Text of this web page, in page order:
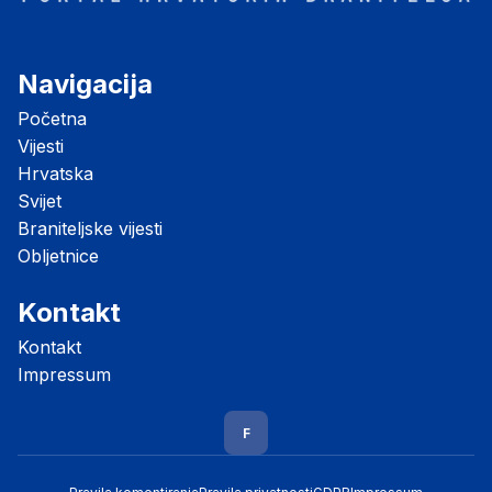
Navigacija
Početna
Vijesti
Hrvatska
Svijet
Braniteljske vijesti
Obljetnice
Kontakt
Kontakt
Impressum
F